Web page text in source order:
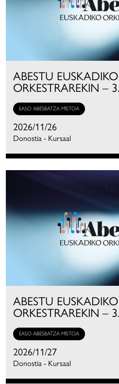
ABESTU EUSKADIKO
ORKESTRAREKIN –
EASO ABESBATZA MISTOA
2026/11/26
Donostia - Kursaal
ABESTU EUSKADIKO
ORKESTRAREKIN –
EASO ABESBATZA MISTOA
2026/11/27
Donostia - Kursaal